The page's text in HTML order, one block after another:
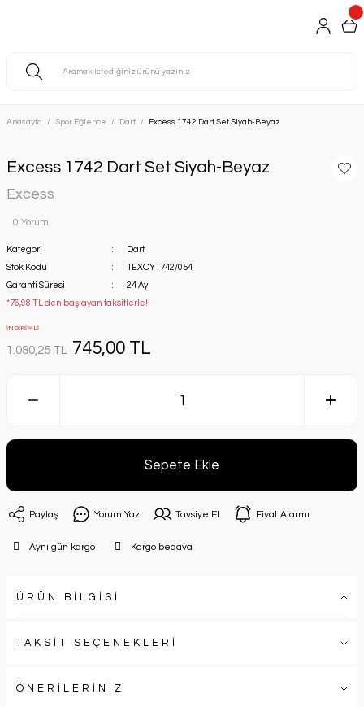
Anasayfa Spor Eğlence Dart Excess 1742 Dart Set Siyah-Beyaz
Excess 1742 Dart Set Siyah-Beyaz
Excess
0 Yorum
Kategori
Dart
Stok Kodu
1EXOY1742/054
Garanti Süresi
24 Ay
*76,98 TL den başlayan taksitlerle!!
İNDİRİMLİ
1.080,25 TL 745,00 TL
Sepete Ekle
Paylaş Yorum Yaz Tavsiye Et Fiyat Alarmı
Aynı gün kargo Kargo bedava
ÜRÜN BİLGİSİ
TAKSİT SEÇENEKLERİ
ÖNERİLERİNİZ